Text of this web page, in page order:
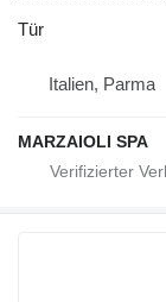
Tür
Italien, Parma
MARZAIOLI SPA